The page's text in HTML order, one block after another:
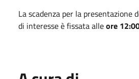
La scadenza per la presentazione
di interesse è fissata alleore